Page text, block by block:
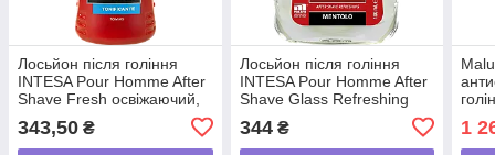
Лосьйон після гоління
INTESA Pour Homme After
Shave Fresh освіжаючий,
343,50 ₴
Лосьйон після гоління
INTESA Pour Homme After
Shave Glass Refreshing
344₴ 1